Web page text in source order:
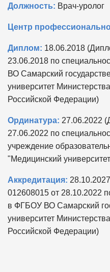
Должность: Врач-уролог
Центр
Диплом: 18.06.2018
23.06.2018 по
ВО Самарский
университет
Российской Федерации)
Ординатура: 27.06.2022
27.06.2022 по
учреждение
"Медицинский
Аккредитация:
012608015 от 28.10.2022
в ФГБОУ ВО Самарский
университет
Российской Федерации)